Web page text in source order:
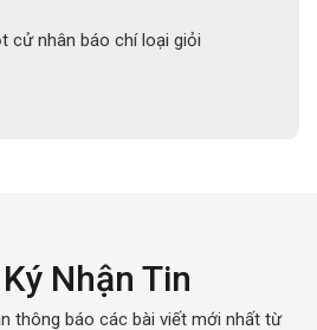
cử nhân báo chí loại giỏi
Nhận Tin
thông báo các bài viết mới nhất từ